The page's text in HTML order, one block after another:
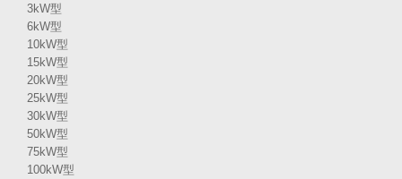
3kW型
6kW型
10kW型
15kW型
20kW型
25kW型
30kW型
50kW型
75kW型
100kW型